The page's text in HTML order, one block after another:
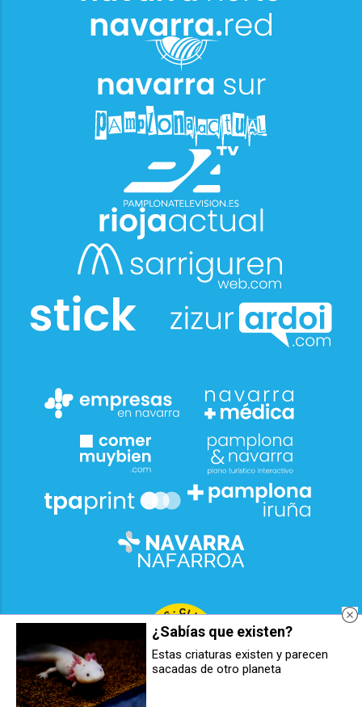
¿Sabías que existen?
Estas criaturas existen y parecen
sacadas de otro planeta